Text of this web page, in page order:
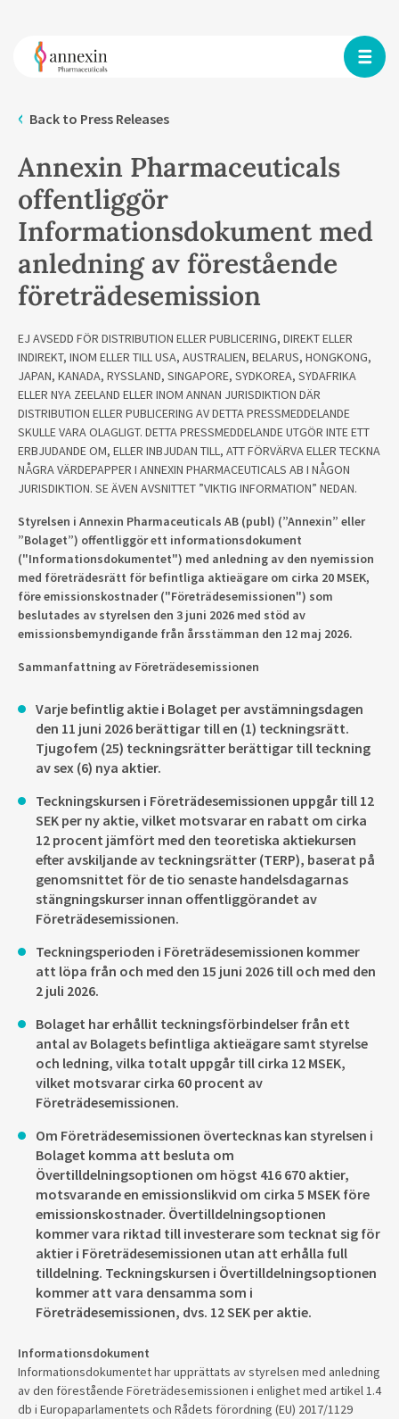
Back to Press Releases
Annexin Pharmaceuticals
offentliggör
Informationsdokument med
anledning av förestående
företrädesemission
EJ AVSEDD FÖR DISTRIBUTION ELLER PUBLICERING, DIREKT ELLER
INDIREKT, INOM ELLER TILL USA, AUSTRALIEN, BELARUS, HONGKONG,
JAPAN, KANADA, RYSSLAND, SINGAPORE, SYDKOREA, SYDAFRIKA
ELLER NYA ZEELAND ELLER INOM ANNAN JURISDIKTION DÄR
DISTRIBUTION ELLER PUBLICERING AV DETTA PRESSMEDDELANDE
SKULLE VARA OLAGLIGT. DETTA PRESSMEDDELANDE UTGÖR INTE ETT
ERBJUDANDE OM, ELLER INBJUDAN TILL, ATT FÖRVÄRVA ELLER TECKNA
NÅGRA VÄRDEPAPPER I ANNEXIN PHARMACEUTICALS AB I NÅGON
JURISDIKTION. SE ÄVEN AVSNITTET ”VIKTIG INFORMATION” NEDAN.
Styrelsen i Annexin Pharmaceuticals AB (publ) (”Annexin” eller
”Bolaget”) offentliggör ett informationsdokument
("Informationsdokumentet") med anledning av den nyemission
med företrädesrätt för befintliga aktieägare om cirka 20 MSEK,
före emissionskostnader ("Företrädesemissionen") som
beslutades av styrelsen den 3 juni 2026 med stöd av
emissionsbemyndigande från årsstämman den 12 maj 2026.
Sammanfattning av Företrädesemissionen
Varje befintlig aktie i Bolaget per avstämningsdagen
den 11 juni 2026 berättigar till en (1) teckningsrätt.
Tjugofem (25) teckningsrätter berättigar till teckning
av sex (6) nya aktier.
Teckningskursen i Företrädesemissionen uppgår till 12
SEK per ny aktie, vilket motsvarar en rabatt om cirka
12 procent jämfört med den teoretiska aktiekursen
efter avskiljande av teckningsrätter (TERP), baserat på
genomsnittet för de tio senaste handelsdagarnas
stängningskurser innan offentliggörandet av
Företrädesemissionen.
Teckningsperioden i Företrädesemissionen kommer
att löpa från och med den 15 juni 2026 till och med den
2 juli 2026.
Bolaget har erhållit teckningsförbindelser från ett
antal av Bolagets befintliga aktieägare samt styrelse
och ledning, vilka totalt uppgår till cirka 12 MSEK,
vilket motsvarar cirka 60 procent av
Företrädesemissionen.
Om Företrädesemissionen övertecknas kan styrelsen i
Bolaget komma att besluta om
Övertilldelningsoptionen om högst 416 670 aktier,
motsvarande en emissionslikvid om cirka 5 MSEK före
emissionskostnader. Övertilldelningsoptionen
kommer vara riktad till investerare som tecknat sig för
aktier i Företrädesemissionen utan att erhålla full
tilldelning. Teckningskursen i Övertilldelningsoptionen
kommer att vara densamma som i
Företrädesemissionen, dvs. 12 SEK per aktie.
Informationsdokument
Informationsdokumentet har upprättats av styrelsen med anledning
av den förestående Företrädesemissionen i enlighet med artikel 1.4
db i Europaparlamentets och Rådets förordning (EU) 2017/1129